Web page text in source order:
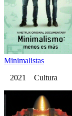
Minimalistas
2021 Cultura